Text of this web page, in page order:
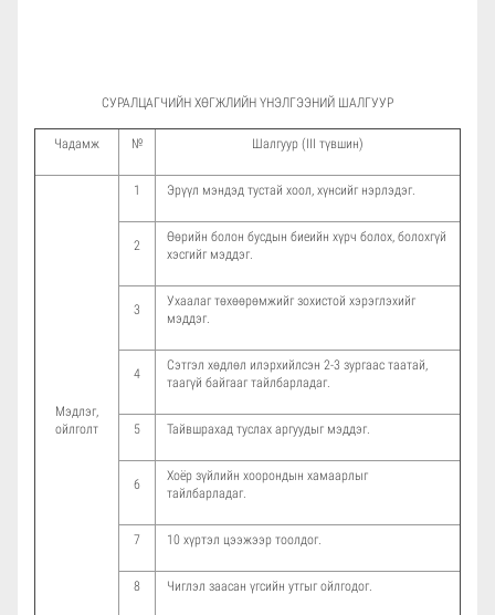
СУРАЛЦАГЧИЙН ХӨГЖЛИЙН ҮНЭЛГЭЭНИЙ ШАЛГУУР
Чадамж № Шалгуур (III түвшин)
Мэдлэг,
ойлголт
1 Эрүүл мэндэд тустай хоол, хүнсийг нэрлэдэг.
2
Өөрийн болон бусдын биеийн хүрч болох, болохгүй
хэсгийг мэддэг.
3
Ухаалаг төхөөрөмжийг зохистой хэрэглэхийг
мэддэг.
4
Сэтгэл хөдлөл илэрхийлсэн 2-3 зургаас таатай,
таагүй байгааг тайлбарладаг.
5 Тайвшрахад туслах аргуудыг мэддэг.
6
Хоёр зүйлийн хоорондын хамаарлыг
тайлбарладаг.
7 10 хүртэл цээжээр тоолдог.
8 Чиглэл заасан үгсийн утгыг ойлгодог.